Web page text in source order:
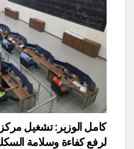
كامل الوزير: تشغيل
لرفع كفاءة وسلامة